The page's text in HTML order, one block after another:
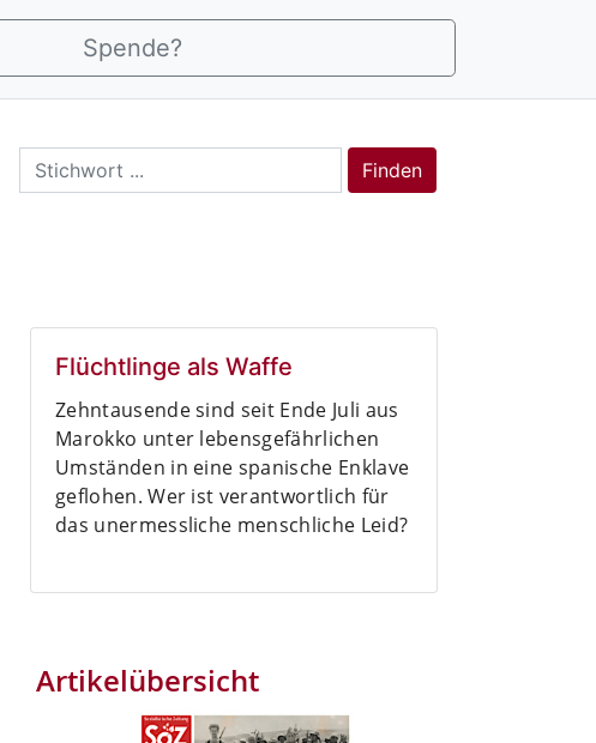
Spende?
Search
for:
Finden
Flüchtlinge als Waffe
Zehntausende sind seit Ende Juli aus
Marokko unter lebensgefährlichen
Umständen in eine spanische Enklave
geflohen. Wer ist verantwortlich für
das unermessliche menschliche Leid?
Artikelübersicht